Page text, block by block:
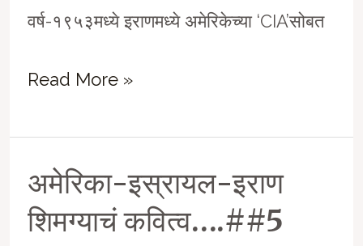
वर्ष-१९५३मध्ये इराणमध्ये अमेरिकेच्या ‘CIA’सोबत
अमेरिका-
इराण
शिमग्याचं
कवित्व….##7
Read More »
अमेरिका-इस्रायल-इराण
शिमग्याचं कवित्व….##5